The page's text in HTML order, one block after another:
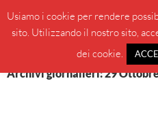
contenuto
BeppeBlog
Archivi giornalieri: 29
Usiamo i cookie per rendere
sito. Utilizzando il nostro sito,
dei cookie.